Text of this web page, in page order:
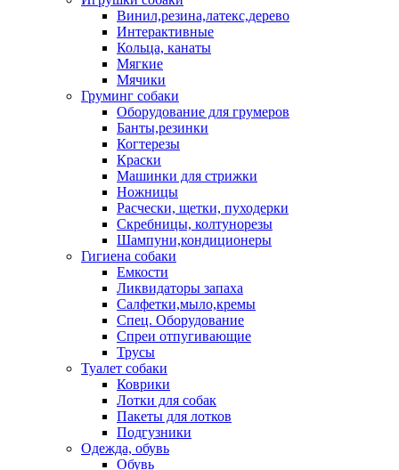
Винил,резина,латекс,дерево
Интерактивные
Кольца, канаты
Мягкие
Мячики
Груминг собаки
Оборудование для грумеров
Банты,резинки
Когтерезы
Краски
Машинки для стрижки
Ножницы
Расчески, щетки, пуходерки
Скребницы, колтунорезы
Шампуни,кондиционеры
Гигиена собаки
Емкости
Ликвидаторы запаха
Салфетки,мыло,кремы
Спец. Оборудование
Спреи отпугивающие
Трусы
Туалет собаки
Коврики
Лотки для собак
Пакеты для лотков
Подгузники
Одежда, обувь
Обувь